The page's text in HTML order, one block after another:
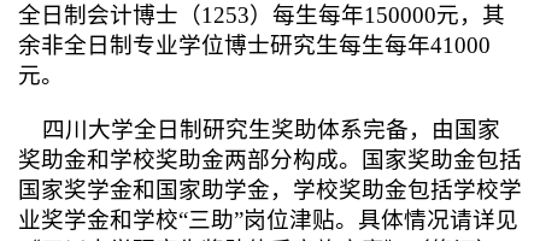
全日制会计博士（1253）每生每年150000元，其
余非全日制专业学位博士研究生每生每年41000
元。
四川大学全日制研究生奖助体系完备，由国家
奖助金和学校奖助金两部分构成。国家奖助金包括
国家奖学金和国家助学金，学校奖助金包括学校学
业奖学金和学校“三助”岗位津贴。具体情况请详见